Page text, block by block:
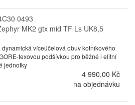
0493
MK2 gtx mid TF Ls UK8,5
dynamická víceúčelová obuv kotníkového
texovou podšívkou pro běžné i elitní
jednotky
4 990,00 Kč
na objednávku